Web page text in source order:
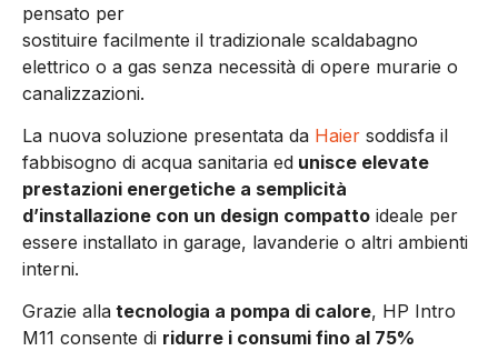
pensato per
sostituire facilmente il tradizionale scaldabagno
elettrico o a gas senza necessità di opere murarie o
canalizzazioni.
La nuova soluzione presentata da Haier soddisfa il
fabbisogno di acqua sanitaria ed unisce elevate
prestazioni energetiche a semplicità
d’installazione con un design compatto ideale per
essere installato in garage, lavanderie o altri ambienti
interni.
Grazie alla tecnologia a pompa di calore, HP Intro
M11 consente di ridurre i consumi fino al 75%